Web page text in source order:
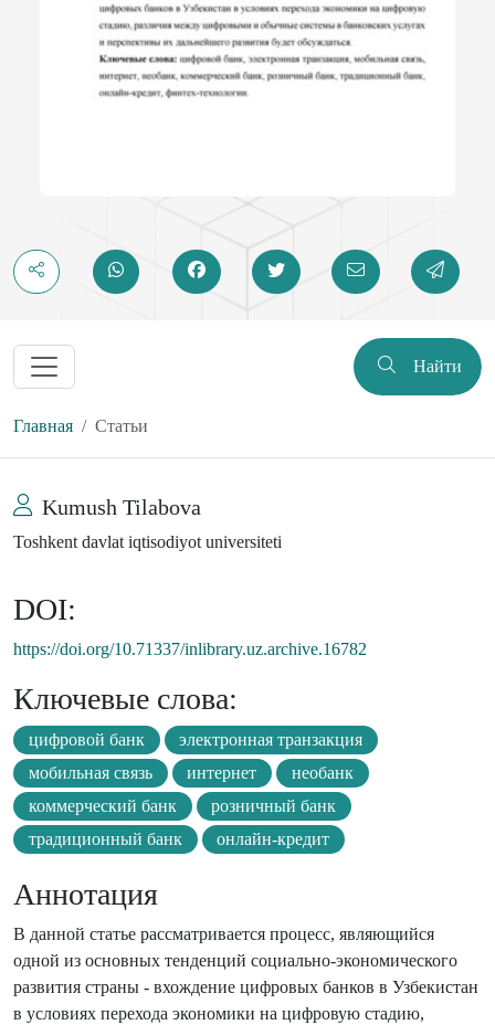
Найти
Главная Статьи
Kumush Tilabova
Toshkent davlat iqtisodiyot universiteti
DOI:
https://doi.org/10.71337/inlibrary.uz.archive.16782
Ключевые слова:
цифровой банк
электронная транзакция
мобильная связь
интернет
необанк
коммерческий банк
розничный банк
традиционный банк
онлайн-кредит
Аннотация
В данной статье рассматривается процесс, являющийся
одной из основных тенденций социально-экономического
развития страны - вхождение цифровых банков в Узбекистан
в условиях перехода экономики на цифровую стадию,